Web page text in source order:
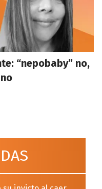
“nepobaby” no,